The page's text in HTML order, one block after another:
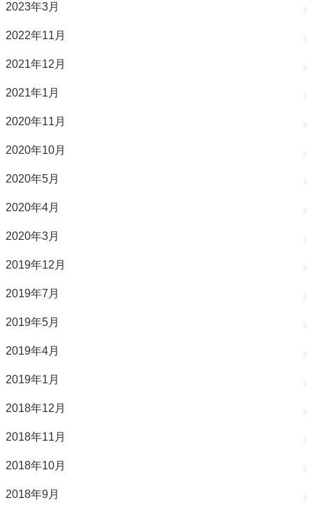
2023年3月
2022年11月
2021年12月
2021年1月
2020年11月
2020年10月
2020年5月
2020年4月
2020年3月
2019年12月
2019年7月
2019年5月
2019年4月
2019年1月
2018年12月
2018年11月
2018年10月
2018年9月